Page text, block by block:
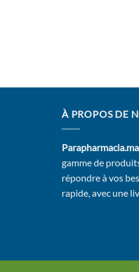
À PROPOS DE
Parapharmacia.ma
gamme de
répondre à vos
rapide, avec une